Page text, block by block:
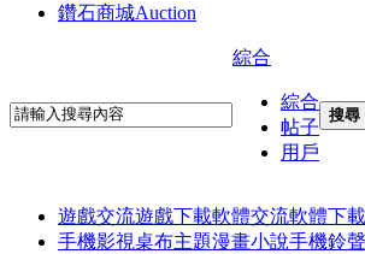
鑽石商城Auction
綜合
綜合
帖子
用戶
搜尋
遊戲交流遊戲下載軟體交流軟體下載
手機影視桌布主題漫畫小說手機鈴聲